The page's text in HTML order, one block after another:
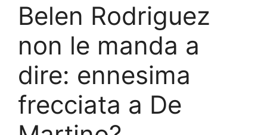
Belen Rodriguez
non le manda a
dire: ennesima
frecciata a De